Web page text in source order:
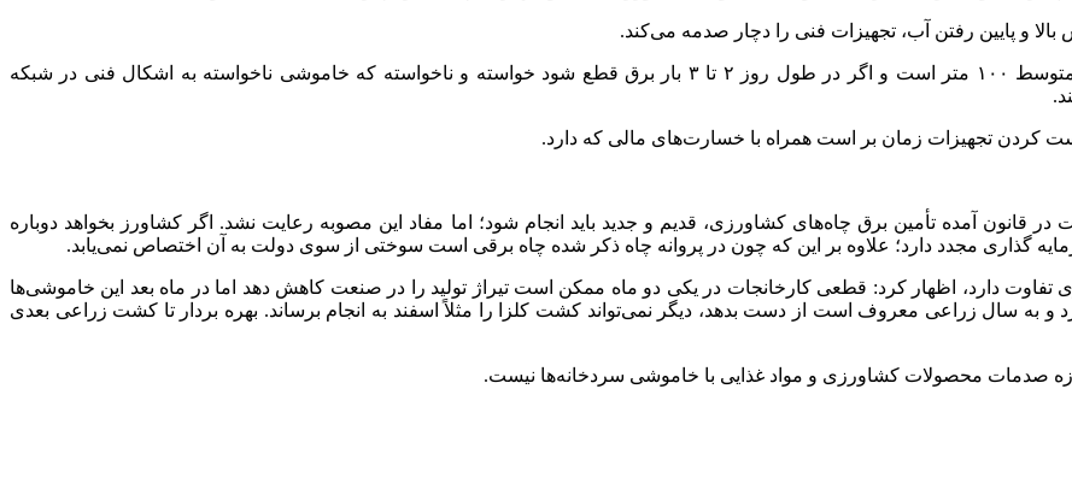
و پایین رفتن آب، تجهیزات فنی را دچار صدمه می‌کند.
این مسئول صنفی اضافه کرد: عمده چاه‌های آب کشاورزی با عمق متوسط ۱۰۰ متر است و اگر در طول روز ۲ تا ۳ بار برق قطع شود خواسته و ناخواسته که خاموشی ناخواسته به اشکال فنی در شبکه
کردن تجهیزات زمان بر است همراه با خسارت‌های مالی که دارد.
قانون آمده تأمین برق چاه‌های کشاورزی، قدیم و جدید باید انجام شود؛ اما مفاد این مصوبه رعایت نشد. اگر کشاورز بخواهد دوباره
گذاری مجدد دارد؛ علاوه بر این که چون در پروانه چاه ذکر شده چاه برقی است سوختی از سوی دولت به آن اختصاص نمی‌یابد.
دارد، اظهار کرد: قطعی کارخانجات در یکی دو ماه ممکن است تیراژ تولید را در صنعت کاهش دهد اما در ماه بعد این خاموشی‌ها
و به سال زراعی معروف است از دست بدهد، دیگر نمی‌تواند کشت کلزا
را مثلاً اسفند به انجام برساند. بهره بردار تا کشت زراعی بعدی
صدمات محصولات کشاورزی و مواد غذایی با خاموشی سردخانه‌ها نیست.